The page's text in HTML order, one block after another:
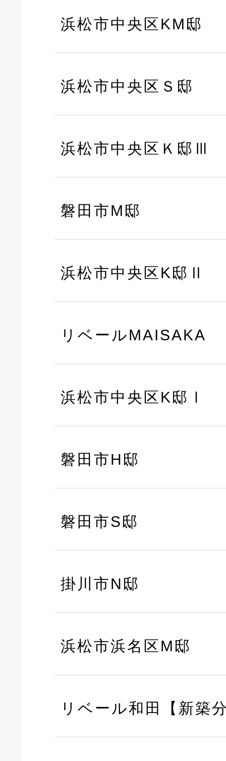
浜松市中央区KM邸
浜松市中央区Ｓ邸
浜松市中央区Ｋ邸Ⅲ
磐田市M邸
浜松市中央区K邸Ⅱ
リベールMAISAKA
浜松市中央区K邸Ⅰ
磐田市H邸
磐田市S邸
掛川市N邸
浜松市浜名区M邸
リベール和田【新築